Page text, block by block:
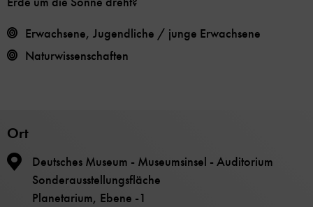
Erwachsene, Jugendliche / junge Erwachsene
Naturwissenschaften
Ort
Deutsches Museum - Museumsinsel - Auditorium
Sonderausstellungsfläche
Planetarium, Ebene -1